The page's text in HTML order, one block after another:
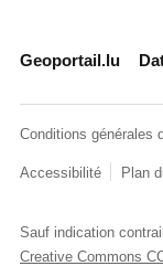
Geoportail.lu
Conditions générales
Accessibilité Plan
Sauf indication
Creative Commons